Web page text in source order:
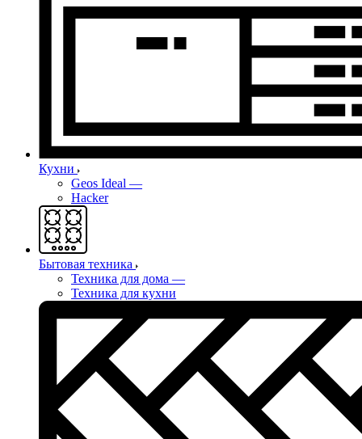
Кухни
Geos Ideal —
Hacker
Бытовая техника
Техника для дома —
Техника для кухни